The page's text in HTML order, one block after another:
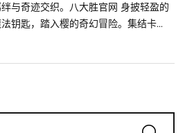
与奇迹交织。八大胜官网 身披轻盈的
钥匙，踏入樱的奇幻冒险。集结卡...